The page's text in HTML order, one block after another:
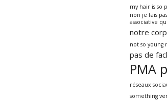
my hair is so
non je fais
associative
notre
not so young
pas de
PMA
réseaux
something